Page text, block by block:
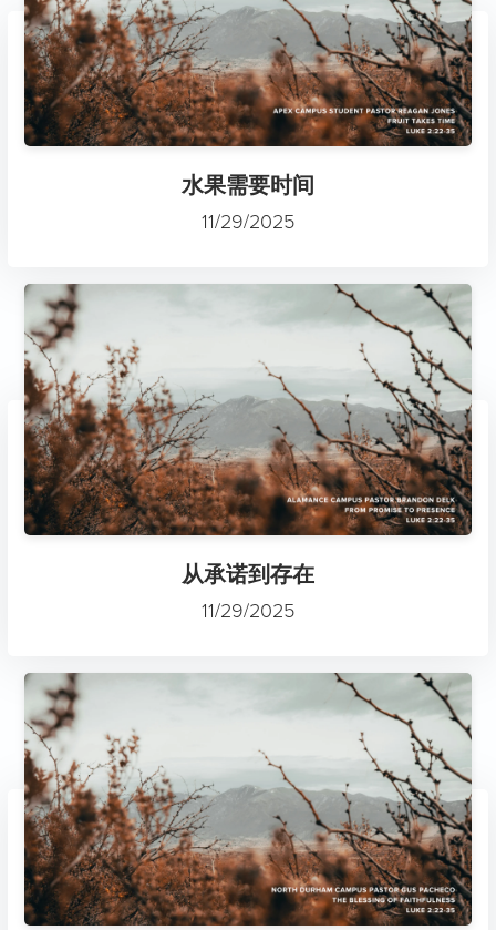
水果需要时间
11/29/2025
从承诺到存在
11/29/2025